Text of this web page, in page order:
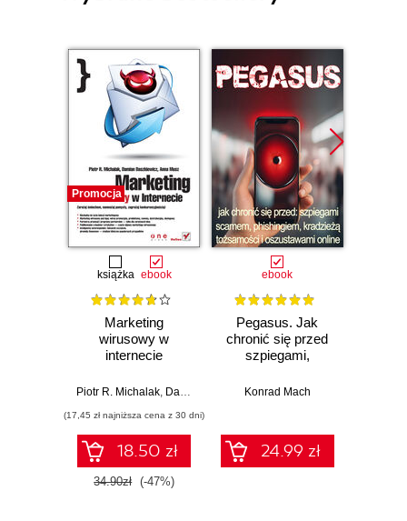
Promocja
książka ebook
Marketing
wirusowy w
internecie
Piotr R. Michalak, Damian Daszkiewicz ,Anna Musz
(17,45 zł najniższa cena z 30 dni)
18.50 zł
34.90zł (-47%)
ebook
Pegasus. Jak
chronić się przed
szpiegami,
phishingiem,
oszustwami online
Konrad Mach
24.99 zł